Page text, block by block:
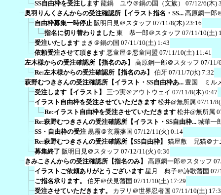
SS自由枠を受注します 龍鍋 ユウ＠鍋の国（文族）
07/12/6(木)
奥羽りんくさんからの受注確認所【イラスト指名・SS... 高原鋼一郎
自由枠募集一時停止 阪明日見＠スタッフ 07/11/8(木) 23:16
指名に切り替わりました 東 恭一郎＠スタッフ 07/11/10(土)
受注いたします まき＠鍋の国 07/11/10(土) 1:43
依頼受注させて頂きます 悪童屋＠悪童同盟 07/11/10(土) 11:41
左木様からの受注確認所【指名のみ】
高原鋼一郎＠スタッフ 07/11/
Re:左木様からの受注確認所【指名のみ】
伯牙 07/11/7(水) 7:32
萩野むつきさんの受注確認所【イラスト・SS自由枠あ... 豊国 ミル
受注します【イラスト】
三つ実＠アウトウェイ 07/11/8(木) 0:47
イラスト自由枠を受注させていただきます 松井@無所属 07/11/
Re:イラスト自由枠を受注させていただきます 松井@無所属
Re:萩野むつきさんの受注確認所【イラスト・SS自由枠... 城華一
SS・自由枠の受注 黒霧＠玄霧藩国 07/12/11(火) 0:14
Re:萩野むつきさんの受注確認所【SS自由枠】
猫屋敷 兄猫＠ナ
募集終了 阪明日見＠スタッフ 07/12/11(火) 0:36
きみこさんからの受注確認所【指名のみ】
高原鋼一郎＠スタッフ
イラストご依頼ありがとうございます 星月 典子＠詩歌藩国 07/
ご指名承ります。
伯牙＠伏見藩国 07/11/10(土) 17:29
受注させていただきます。
カヲリ＠世界忍者国 07/11/10(土)